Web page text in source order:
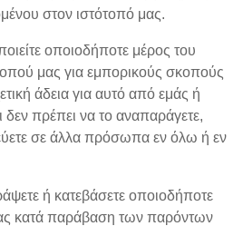
στον ιστότοπό μας.
οποιοδήποτε μέρος του
μας για εμπορικούς σκοπούς
άδεια για αυτό από εμάς ή
δεν πρέπει να το αναπαράγετε,
σε άλλα πρόσωπα εν όλω ή εν
ή κατεβάσετε οποιοδήποτε
κατά παράβαση των παρόντων